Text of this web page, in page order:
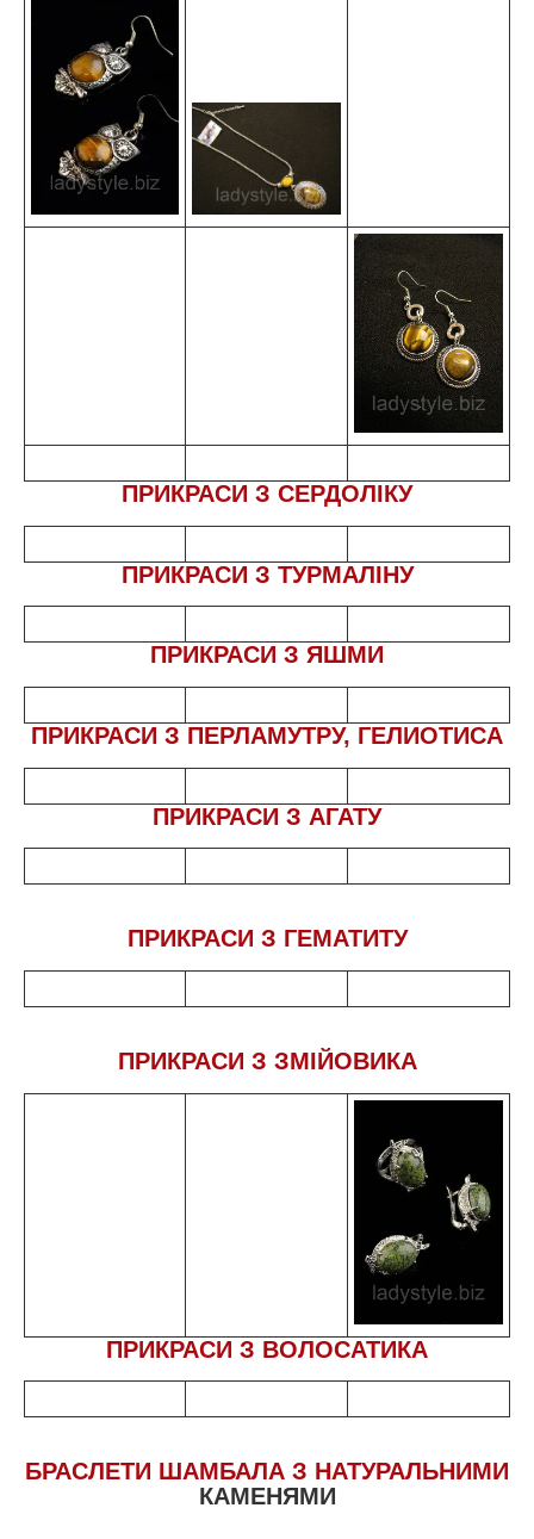
ПРИКРАСИ З СЕРДОЛІКУ
ПРИКРАСИ З ТУРМАЛІНУ
ПРИКРАСИ З ЯШМИ
ПРИКРАСИ З ПЕРЛАМУТРУ, ГЕЛИОТИСА
ПРИКРАСИ З АГАТУ
ПРИКРАСИ З ГЕМАТИТУ
ПРИКРАСИ З ЗМІЙОВИКА
ПРИКРАСИ З ВОЛОСАТИКА
БРАСЛЕТИ ШАМБАЛА З НАТУРАЛЬНИМИ
КАМЕНЯМИ